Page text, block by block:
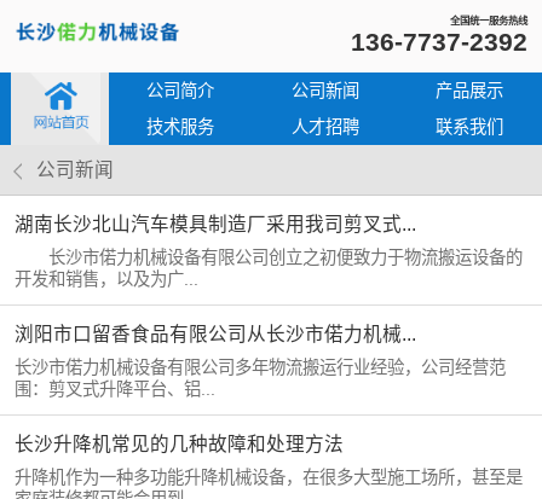
全国统一服务热线
136-7737-2392
公司简介 公司新闻
产品展示
技术服务
人才招聘 联系我们
公司新闻
湖南长沙北山汽车模具制造厂采用我司剪叉式...
长沙市偌力机械设备有限公司创立之初便致力于物流搬运设备的
开发和销售，以及为广...
浏阳市口留香食品有限公司从长沙市偌力机械...
长沙市偌力机械设备有限公司多年物流搬运行业经验，公司经营范
围：剪叉式升降平台、铝...
长沙升降机常见的几种故障和处理方法
升降机作为一种多功能升降机械设备，在很多大型施工场所，甚至是